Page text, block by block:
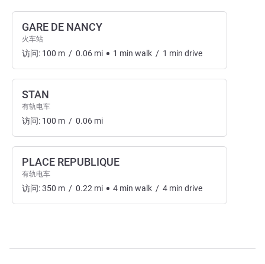
GARE DE NANCY
火车站
访问: 100 m / 0.06 mi 1 min walk / 1 min drive
STAN
有轨电车
访问: 100 m / 0.06 mi
PLACE REPUBLIQUE
有轨电车
访问:350 m / 0.22 mi 4 min walk / 4 min drive